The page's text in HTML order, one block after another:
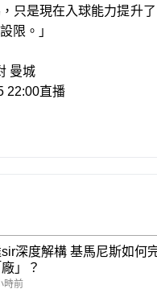
只是現在入球能力提升
限。」
曼城
22:00直播
深度解構 基馬尼斯如何
廠」？
時前